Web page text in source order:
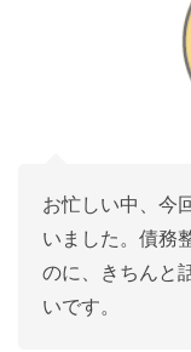
お忙しい中、今
いました。債務
のに、きちんと
いです。